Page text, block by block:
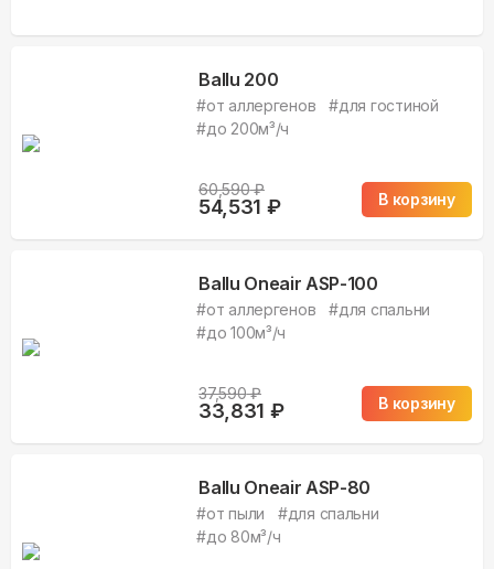
Ballu 200
#от аллергенов #для гостиной
#до 200м³/ч
60,590₽
54,531 ₽ В корзину
Ballu Oneair ASP-100
#от аллергенов #для спальни
#до 100м³/ч
37,590₽
33,831 ₽ В корзину
Ballu Oneair ASP-80
#от пыли #для спальни
#до 80м³/ч